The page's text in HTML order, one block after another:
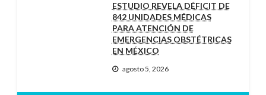
ESTUDIO REVELA DÉFICIT DE
842 UNIDADES MÉDICAS
PARA ATENCIÓN DE
EMERGENCIAS OBSTÉTRICAS
EN MÉXICO
agosto 5, 2026